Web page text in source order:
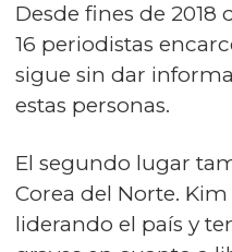
Desde fines de
16 periodistas
sigue sin dar
estas personas.
El segundo lugar
Corea del Norte.
liderando el país y